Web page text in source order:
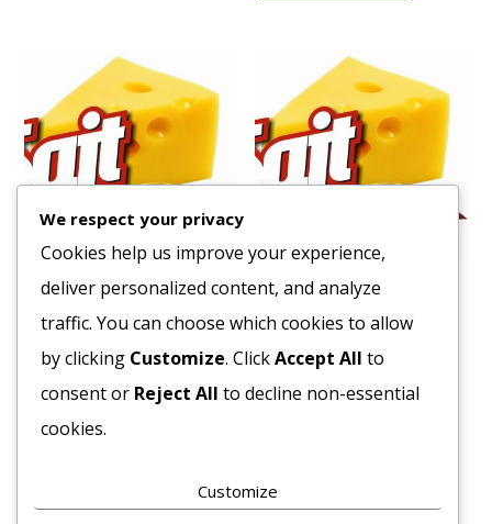
Sajt Jager 40% Import
2052Ft
Bruttó egység ár:ft/kg.
Kosárba teszem
Sajt Mascarpone Szarvasi
250g
1117Ft
Bruttó egység ár:ft/db.
We respect your privacy
Cookies help us improve your experience,
deliver personalized content, and analyze
traffic. You can choose which cookies to allow
by clicking Customize. ClickAccept All to
consent or Reject All to decline non-essential
cookies.
Customize